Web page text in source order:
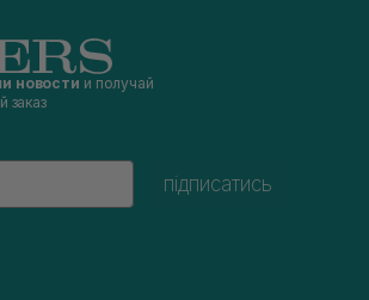
новости и получай
заказ
підписатись